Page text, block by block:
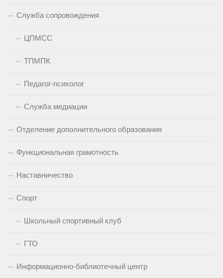
Служба сопровождения
ЦПМСС
ТПМПК
Педагог-психолог
Служба медиации
Отделение дополнительного образования
Функциональная грамотность
Наставничество
Спорт
Школьный спортивный клуб
ГТО
Информационно-библиотечный центр